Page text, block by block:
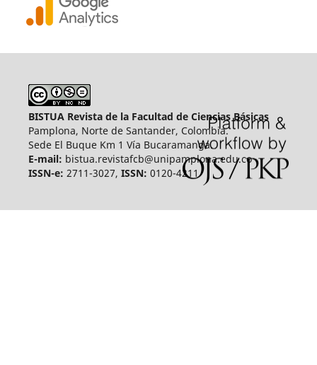
BISTUA Revista de la Facultad de Ciencias Básicas
Pamplona, Norte de Santander, Colombia.
Sede El Buque Km 1 Vía Bucaramanga.
E-mail: bistua.revistafcb@unipamplona.edu.co
ISSN-e: 2711-3027, ISSN: 0120-4211